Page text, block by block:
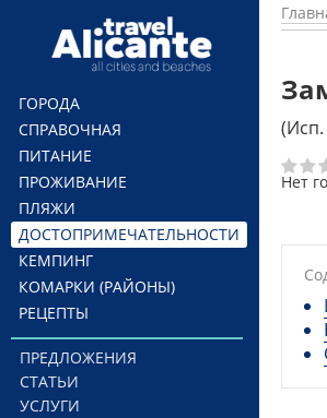
Перейти к основному содержанию
ГОРОДА
СПРАВОЧНАЯ
ПИТАНИЕ
ПРОЖИВАНИЕ
ПЛЯЖИ
ДОСТОПРИМЕЧАТЕЛЬНОСТИ
КЕМПИНГ
КОМАРКИ (РАЙОНЫ)
РЕЦЕПТЫ
ПРЕДЛОЖЕНИЯ
СТАТЬИ
УСЛУГИ
Нет